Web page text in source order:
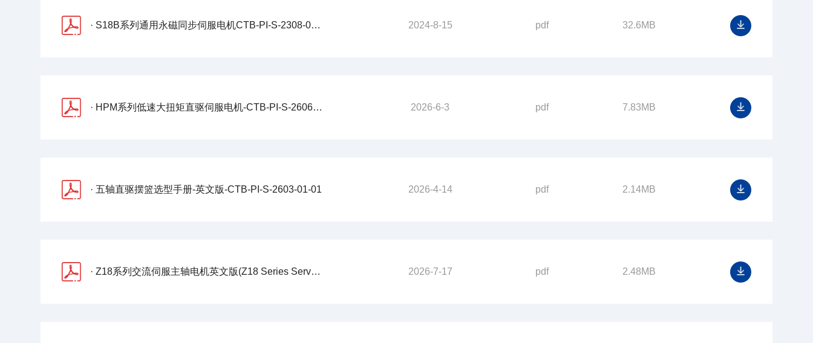
· S18B系列通用永磁同步伺服电机CTB-PI-S-2308-03-01 2024-8-15 pdf 32.6MB
· HPM系列低速大扭矩直驱伺服电机-CTB-PI-S-2606-01-01 2026-6-3 pdf 7.83MB
· 五轴直驱摆篮选型手册-英文版-CTB-PI-S-2603-01-01 2026-4-14 pdf 2.14MB
· Z18系列交流伺服主轴电机英文版(Z18 Series Servo Spindle Motor)-CTB-PI-S-2607-03-01 2026-7-17 pdf 2.48MB